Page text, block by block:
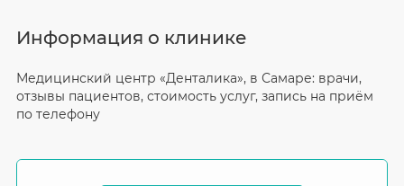
Информация о клинике
Медицинский центр «Денталика», в Самаре: врачи,
отзывы пациентов, стоимость услуг, запись на приём
по телефону